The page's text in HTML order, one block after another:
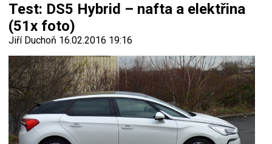
Test: DS5 Hybrid – nafta a elektřina
(51x foto)
Jiří Duchoň 16.02.2016 19:16